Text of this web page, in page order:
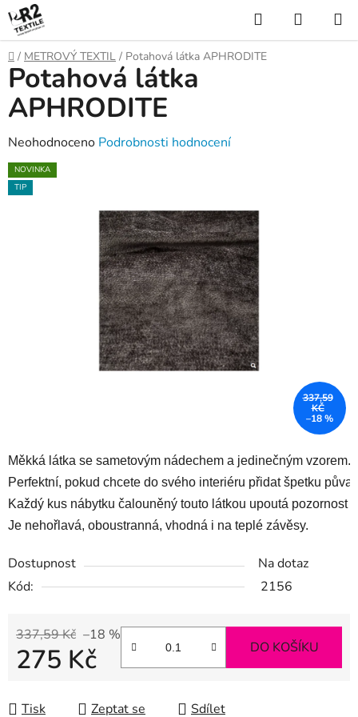
Přejít
na
obsah
Hledat
KOŠÍK
Domů
/ METROVÝ TEXTIL / Potahová látka APHRODITE
Měkká látka se sametovým nádechem a jedinečným vzorem.
Perfektní, pokud chcete do svého interiéru přidat špetku
Každý kus nábytku čalouněný touto látkou upoutá pozornost
Je nehořlavá, oboustranná, vhodná i na teplé závěsy.
Dostupnost
Na dotaz
Kód:
2156
337,59 Kč –18 %
275 Kč DO KOŠÍKU
Tisk Zeptat se Sdílet
Potahová látka
APHRODITE
Průměrné
hodnocení
produktu
Neohodnoceno Podrobnosti hodnocení
NOVINKA
TIP
337,59
KČ
–18 %